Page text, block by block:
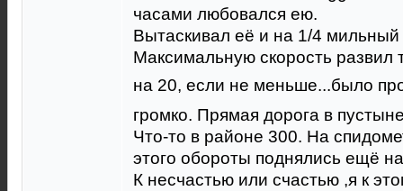
часами любовался ею.
Вытаскивал её и на 1/4 мильный
Максимальную скорость развил
на 20, если не меньше...было
громко. Прямая дорога в
Что-то в районе 300. На
этого обороты поднялись ещё
К несчастью или счастью ,я к